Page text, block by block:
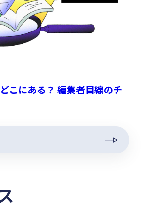
こにある？ 編集者目線のチ